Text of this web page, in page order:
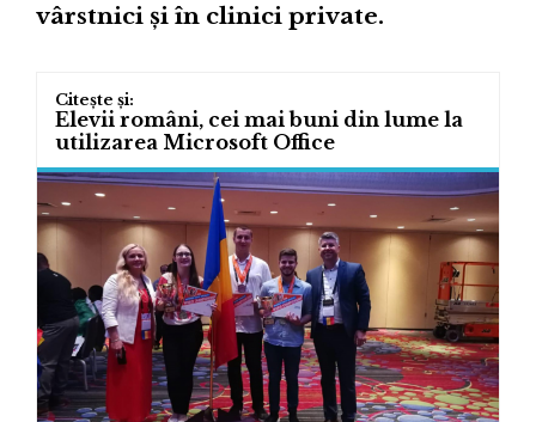
vârstnici și în clinici private.
Elevii români, cei mai buni din lume la
utilizarea Microsoft Office